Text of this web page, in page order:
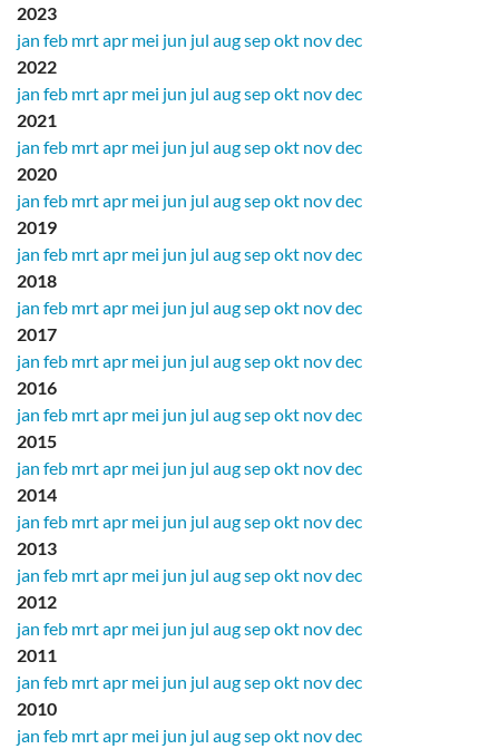
2023
jan feb mrtapr mei jun jul augsepokt novdec
2022
jan feb mrtapr mei jun jul augsepokt novdec
2021
jan feb mrtapr mei jun jul augsepokt novdec
2020
jan feb mrtapr mei jun jul augsepokt novdec
2019
jan feb mrtapr mei jun jul augsepokt novdec
2018
jan feb mrtapr mei jun jul augsepokt novdec
2017
jan feb mrtapr mei jun jul augsepokt novdec
2016
jan feb mrtapr mei jun jul augsepokt novdec
2015
jan feb mrtapr mei jun jul augsepokt novdec
2014
jan feb mrtapr mei jun jul augsepokt novdec
2013
jan feb mrtapr mei jun jul augsepokt novdec
2012
jan feb mrtapr mei jun jul augsepokt novdec
2011
jan feb mrtapr mei jun jul augsepokt novdec
2010
jan feb mrtapr mei jun jul augsepokt novdec